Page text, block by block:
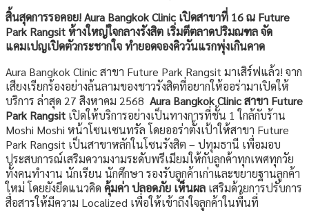
สิ้นสุดการรอคอย! Aura Bangkok Clinic เปิดสาขาที่ 16 ณ Future
Park Rangsit ห้างใหญ่ใจกลางรังสิต เริ่มตีตลาดปริมณฑล จัด
แคมเปญเปิดตัวกระชากใจ ทำยอดจองคิววันแรกพุ่งเกินคาด
Aura Bangkok Clinic สาขา Future Park Rangsit มาเสิร์ฟแล้ว! จาก
เสียงเรียกร้องอย่างล้นลามของชาวรังสิตที่อยากให้ออร่ามาเปิดให้
บริการ ล่าสุด 27 สิงหาคม 2568 Aura Bangkok Clinic สาขา Future
Park Rangsit เปิดให้บริการอย่างเป็นทางการที่ชั้น 1 ใกล้กับร้าน
Moshi Moshi หน้าโซนเซนทรัล โดยออร่าตั้งเป้าให้สาขา Future
Park Rangsit เป็นสาขาหลักในโซนรังสิต – ปทุมธานี เพื่อมอบ
ประสบการณ์เสริมความงามระดับพรีเมียมให้กับลูกค้าทุกเพศทุกวัย
ทั้งคนทำงาน นักเรียน นักศึกษา รองรับลูกค้าเก่าและขยายฐานลูกค้า
ใหม่ โดยยังยึดแนวคิด คุ้มค่า ปลอดภัย เห็นผล เสริมด้วยการปรับการ
สื่อสารให้มีความ Localized เพื่อให้เข้าถึงใจลูกค้าในพื้นที่